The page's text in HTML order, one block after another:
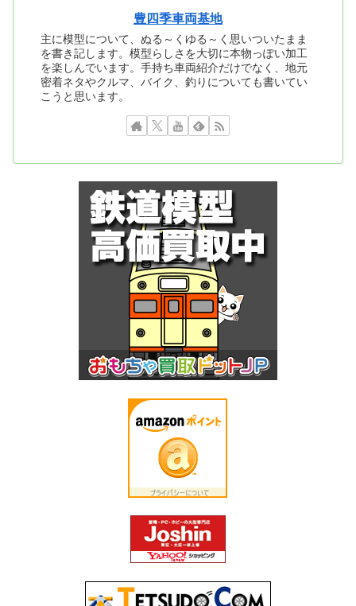
豊四季車両基地
主に模型について、ぬる～くゆる～く思いついたまま
を書き記します。模型らしさを大切に本物っぽい加工
を楽しんでいます。手持ち車両紹介だけでなく、地元
密着ネタやクルマ、バイク、釣りについても書いてい
こうと思います。